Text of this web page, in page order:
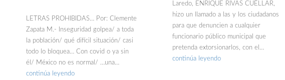
LETRAS PROHIBIDAS… Por: Clemente
Zapata M.- Inseguridad golpea/ a toda
la población/ qué difícil situación/ casi
todo lo bloquea… Con covid o ya sin
él/ México no es normal/ …una…
continúa leyendo
Laredo, ENRIQUE RIVAS CUÉLLAR,
hizo un llamado a las y los ciudadanos
para que denuncien a cualquier
funcionario público municipal que
pretenda extorsionarlos, con el…
continúa leyendo